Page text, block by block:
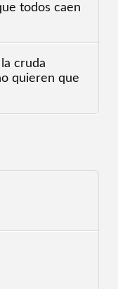
todos caen
cruda
quieren que